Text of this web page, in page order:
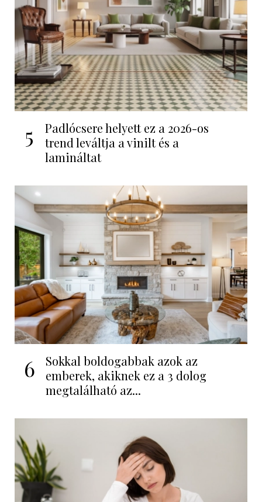
5
Padlócsere helyett ez a 2026-os
trend leváltja a vinilt és a
lamináltat
6
Sokkal boldogabbak azok az
emberek, akiknek ez a 3 dolog
megtalálható az...